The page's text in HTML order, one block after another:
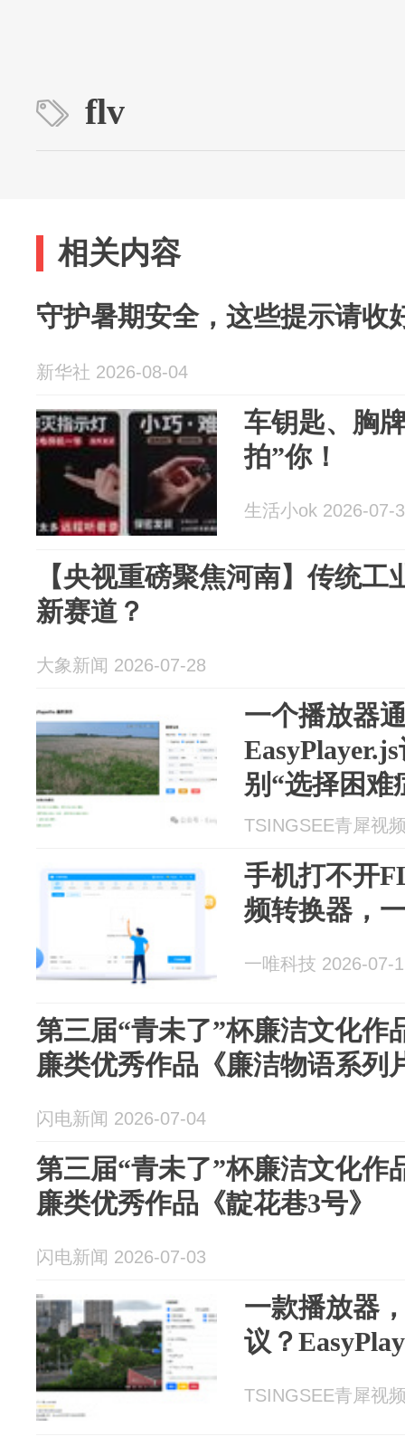
flv
相关内容
守护暑期安全，这些提示请收
新华社 2026-08-04
车钥匙、胸
拍”你！
生活小ok 2026-07-
【央视重磅聚焦河南】传统
新赛道？
大象新闻 2026-07-28
一个播放器
别“选择困难
TSINGSEE青犀视
手机打不开
频转换器，
一唯科技 2026-07-
第三届“青未了”杯廉洁文化作
廉类优秀作品《廉洁物语系列
闪电新闻 2026-07-04
第三届“青未了”杯廉洁文化作
廉类优秀作品《靛花巷3号》
闪电新闻 2026-07-03
一款播放器
议？
TSINGSEE青犀视